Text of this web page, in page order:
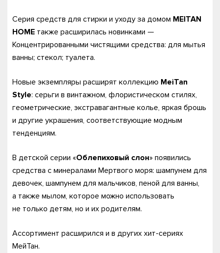
Серия средств для стирки и уходу за домом MEITAN
HOME также расширилась новинками —
Концентрированными чистящими средства: для мытья
ванны; стекол; туалета.
Новые экземпляры расширят коллекцию MeiTan
Style: серьги в винтажном, флористическом стилях,
геометрические, экстравагантные колье, яркая брошь
и другие украшения, соответствующие модным
тенденциям.
В детской серии «Облепиховый слон» появились
средства с минералами Мертвого моря: шампунем для
девочек, шампунем для мальчиков, пеной для ванны,
а также мылом, которое можно использовать
не только детям, но и их родителям.
Ассортимент расширился и в других хит-сериях
МейТан.